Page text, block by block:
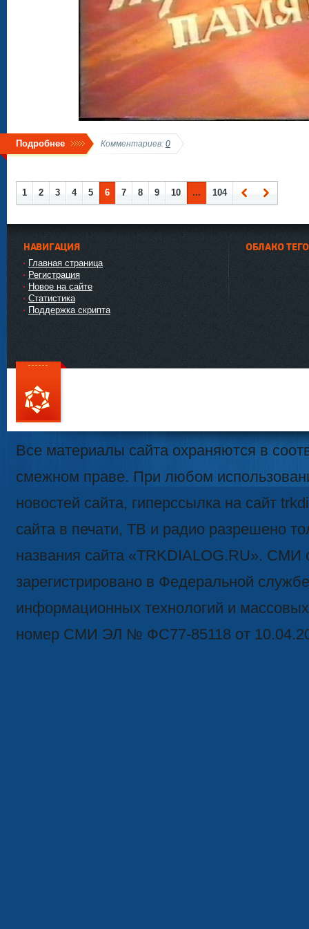
Подробнее Комментариев: 0
1 2 3 4 5 6 7 8 9 10 ...
104
НАВИГАЦИЯ
Главная страница
Регистрация
Новое на сайте
Статистика
Поддержка скрипта
ОБЛАКО
111
Все материалы сайта охраняются в
смежном праве. При любом
новостей сайта, гиперссылка на сайт
сайта в печати, ТВ и радио разрешено
названия сайта «TRKDIALOG.RU». СМИ
зарегистрировано в Федеральной
информационных технологий и
номер СМИ ЭЛ № ФС77-85118 от